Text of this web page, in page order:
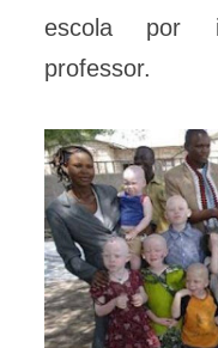
escola por
professor.